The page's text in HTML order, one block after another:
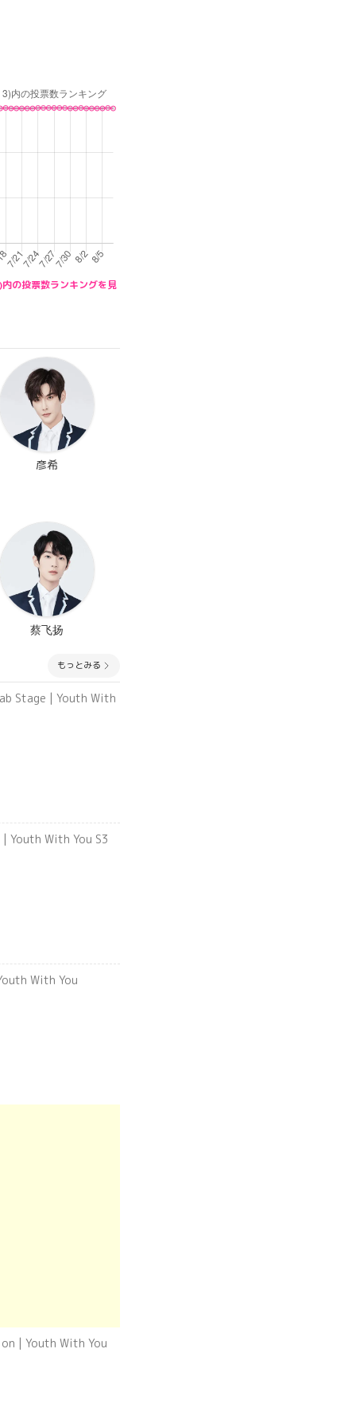
の投票数ランキングを見
彦希
蔡飞扬
もっとみる
Stage | Youth With
Youth With You S3
With You
| Youth With You